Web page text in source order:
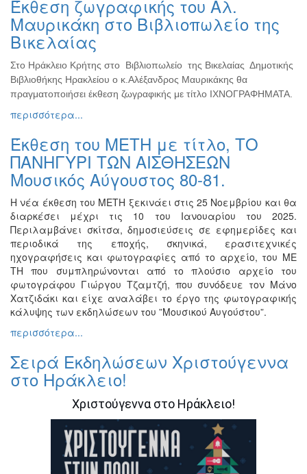
Ζωγραφική
Φωτογραφία
Τραγούδι
Μουσική
Κινηματογράφος
Χορός
Παζάρι
Ειδών
Συνέδρια
Ημερίδες
-
Διημερίδες
Σεμινάρια-
Διαλέξεις-
Ομιλίες
Διάφορες
Εκθέσεις
Εκδηλώσεις
για
Παιδιά
Άλλες
Εκδηλώσεις
Έκθεση ζωγραφικής του Αλ.
Μαυρικάκη στο Βιβλιοπωλείο της
Βικελαίας
Στο Ηράκλειο Κρήτης στο Βιβλιοπωλείο της Βικελαίας Δημοτικής
Βιβλιοθήκης Ηρακλείου ο κ.Αλέξανδρος Μαυρικάκης θα
πραγματοποιήσει έκθεση ζωγραφικής με τίτλο ΙΧΝΟΓΡΑΦΗΜΑΤΑ.
περισσότερα...
Έκθεση του ΜΕΤΗ με τίτλο, ΤΟ
ΠΑΝΗΓΥΡΙ ΤΩΝ ΑΙΣΘΗΣΕΩΝ
Μουσικός Αύγουστος 80-81.
Η νέα έκθεση του ΜΕΤΗ ξεκινάει στις 25 Νοεμβρίου και θα
διαρκέσει μέχρι τις 10 του Ιανουαρίου του 2025.
Περιλαμβάνει σκίτσα, δημοσιεύσεις σε εφημερίδες και
περιοδικά της εποχής, σκηνικά, ερασιτεχνικές
ηχογραφήσεις και φωτογραφίες από το αρχείο, του ΜΕ
ΤΗ που συμπληρώνονται από το πλούσιο αρχείο του
φωτογράφου Γιώργου Τζαμτζή, που συνόδευε τον Μάνο
Χατζιδάκι και είχε αναλάβει το έργο της φωτογραφικής
κάλυψης των εκδηλώσεων του ”Μουσικού Αυγούστου”.
περισσότερα...
Σειρά Εκδηλώσεων Χριστούγεννα
στο Ηράκλειο!
Χριστούγεννα στο Ηράκλειο!